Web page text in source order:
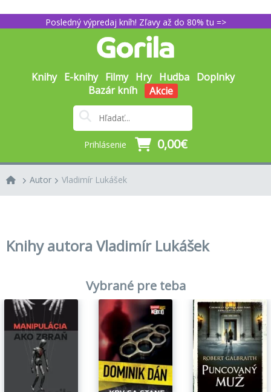
Posledný výpredaj kníh! Zľavy až do 80% tu =>
Knihy E-knihy Filmy Hry Hudba Doplnky
Bazár kníh
Akcie
Prihlásenie 0,00€
Autor Vladimír Lukášek
Knihy autora Vladimír Lukášek
Vybrané pre teba